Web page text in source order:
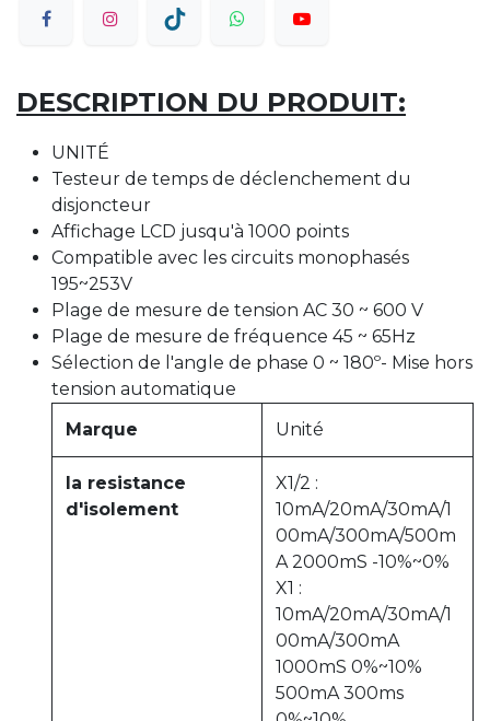
DESCRIPTION DU PRODUIT:
UNITÉ
Testeur de temps de déclenchement du
disjoncteur
Affichage LCD jusqu'à 1000 points
Compatible avec les circuits monophasés
195~253V
Plage de mesure de tension AC 30 ~ 600 V
Plage de mesure de fréquence 45 ~ 65Hz
Sélection de l'angle de phase 0 ~ 180º- Mise hors
tension automatique
Marque
Unité
la resistance
d'isolement
X1/2 :
10mA/20mA/30mA/1
00mA/300mA/500m
A 2000mS -10%~0%
X1 :
10mA/20mA/30mA/1
00mA/300mA
1000mS 0%~10%
500mA 300ms